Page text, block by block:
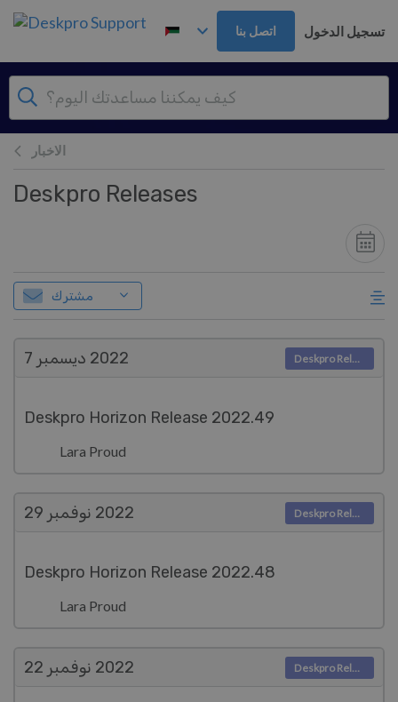
تخطي إلى المحتوى الرئيس
اتصل بنا تسجيل الدخول
الاخبار
Deskpro Releases
مشترك
ديسمبر 7 2022
Deskpro Horizon Release 2022.49
Lara Proud
Deskpro Releases
نوفمبر 29 2022
Deskpro Horizon Release 2022.48
Lara Proud
Deskpro Releases
نوفمبر 22 2022 Deskpro Releases